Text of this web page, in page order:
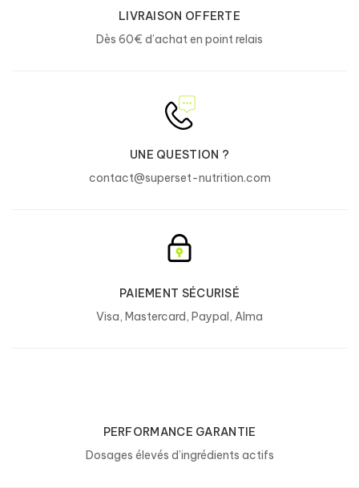
LIVRAISON OFFERTE
Dès 60€ d’achat en point relais
UNE QUESTION ?
contact@superset-nutrition.com
PAIEMENT SÉCURISÉ
Visa, Mastercard, Paypal, Alma
PERFORMANCE GARANTIE
Dosages élevés d’ingrédients actifs